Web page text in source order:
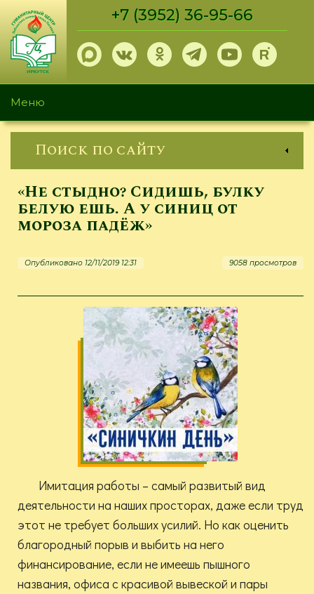
Перейти
основному
содержанию
+7 (3952) 36-95-66
Меню
Поиск по сайту
«Не стыдно? Сидишь, булку
белую ешь. А у синиц от
мороза падёж»
Опубликовано 12/11/2019 12:31 9058 просмотров
Имитация работы – самый развитый вид
деятельности на наших просторах, даже если труд
этот не требует больших усилий. Но как оценить
благородный порыв и выбить на него
финансирование, если не имеешь пышного
названия, офиса с красивой вывеской и пары